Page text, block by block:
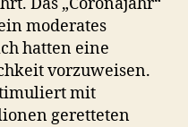
moderates
hatten eine
vorzuweisen.
mit
geretteten